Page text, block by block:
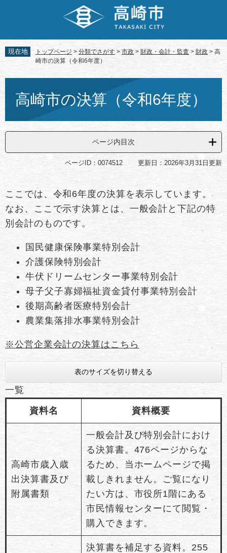
先
頭
す。
を
飛
し
へ
現在地 トップページ > 分類でさがす > 市政 > 財政・会計・監査 > 財政 > 高
崎市の決算（令和6年度）
高崎市の決算（令和6年度）
ページ内目次
ページID：0074512 更新日：2026年3月31日更新
ここでは、令和6年度の決算を表示しています。
なお、ここで示す決算とは、一般会計と下記の特
別会計のものです。
国民健康保険事業特別会計
介護保険特別会計
牛伏ドリームセンター事業特別会計
母子父子寡婦福祉資金貸付事業特別会計
後期高齢者医療特別会計
農業集落排水事業特別会計
※公営企業会計の決算はこちら
表のサイズを切り替える
一覧
資料名 資料概要
高崎市歳入歳
出決算書及び
附属書類
一般会計及び特別会計におけ
る決算書。476ページからな
るため、当ホームページで掲
載しきれません。ご覧になり
たい方は、市役所1階にある
市民情報センターにて閲覧・
購入できます。
決算書を補足する資料。255